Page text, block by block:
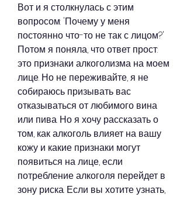
Вот и я столкнулась с этим
вопросом: 'Почему у меня
постоянно что-то не так с лицом?'
Потом я поняла, что ответ прост:
это признаки алкоголизма на моем
лице. Но не переживайте, я не
собираюсь призывать вас
отказываться от любимого вина
или пива. Но я хочу рассказать о
том, как алкоголь влияет на вашу
кожу и какие признаки могут
появиться на лице, если
потребление алкоголя перейдет в
зону риска. Если вы хотите узнать,